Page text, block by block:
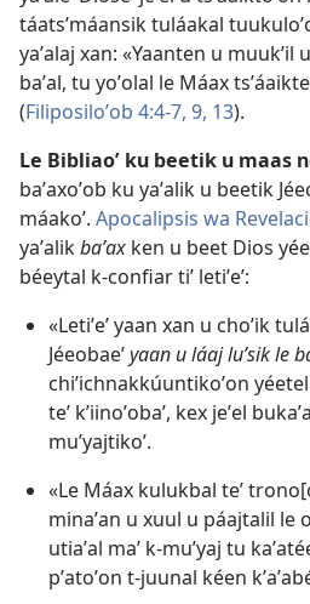
táatsʼmáansik tuláakal
yaʼalaj xan: «Yaanten u muukʼil
baʼal, tu yoʼolal le Máax
(Filiposiloʼob 4:4-7, 9, 13).
Le Bibliaoʼ ku beetik u maas
baʼaxoʼob ku yaʼalik u beetik
máakoʼ. Apocalipsis wa
yaʼalikbaʼax ken u beet Dios
béeytal k-confiar tiʼ letiʼeʼ:
«Letiʼeʼ yaan xan u choʼik
Jéeobaeʼyaan u láaj luʼsik le
chiʼichnakkúuntikoʼon
teʼ kʼiinoʼobaʼ, kex jeʼel
muʼyajtikoʼ.
«Le Máax kulukbal teʼ
minaʼan u xuul u páajtalil le
utiaʼal maʼ k-muʼyaj tu
pʼatoʼon t-juunal kéen